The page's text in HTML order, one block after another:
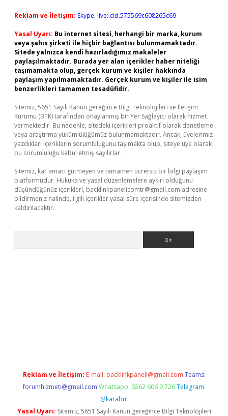
Reklam ve İletişim: Skype: live:.cid.575569c608265c69
Yasal Uyarı: Bu internet sitesi, herhangi bir marka, kurum
veya şahıs şirketi ile hiçbir bağlantısı bulunmamaktadır.
Sitede yalnızca kendi hazırladığımız makaleler
paylaşılmaktadır. Burada yer alan içerikler haber niteliği
taşımamakta olup, gerçek kurum ve kişiler hakkında
paylaşım yapılmamaktadır. Gerçek kurum ve kişiler ile isim
benzerlikleri tamamen tesadüfidir.
Sitemiz, 5651 Sayılı Kanun gereğince Bilgi Teknolojileri ve İletişim
Kurumu (BTK) tarafından onaylanmış bir Yer Sağlayıcı olarak hizmet
vermektedir. Bu nedenle, sitedeki içerikleri proaktif olarak denetleme
veya araştırma yükümlülüğümüz bulunmamaktadır. Ancak, üyelerimiz
yazdıkları içeriklerin sorumluluğunu taşımakta olup, siteye üye olarak
bu sorumluluğu kabul etmiş sayılırlar.
Sitemiz, kar amacı gütmeyen ve tamamen ücretsiz bir bilgi paylaşım
platformudur. Hukuka ve yasal düzenlemelere aykırı olduğunu
düşündüğünüz içerikleri, backlinkpanelicomtr@gmail.com adresine
bildirmeniz halinde, ilgili içerikler yasal süre içerisinde sitemizden
kaldırılacaktır.
Reklam ve İletişim: E-mail: backlinkpaneli@gmail.com Teams:
forumhizmeti@gmail.com Whatsapp: 0262 606 0 726 Telegram:
@karabul
Yasal Uyarı: Sitemiz, 5651 Sayılı Kanun gereğince Bilgi Teknolojileri